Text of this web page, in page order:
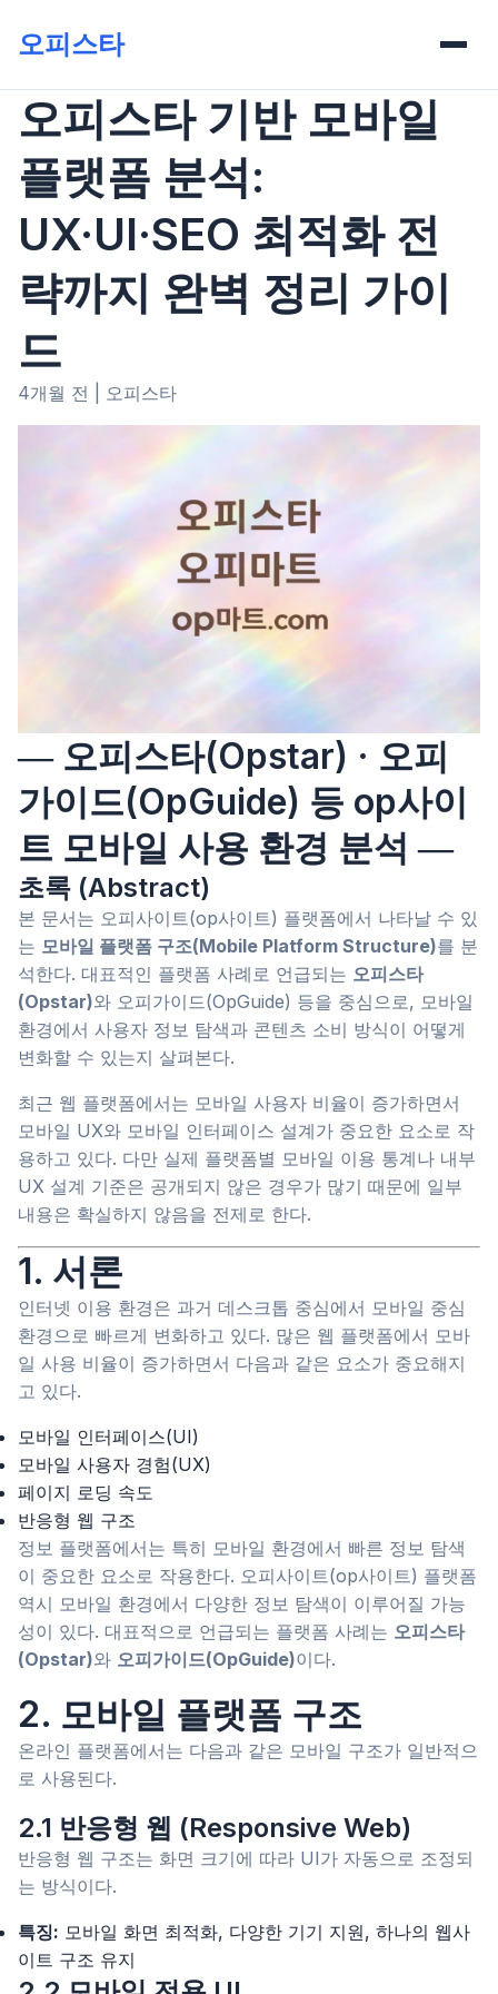
오피스타
오피스타 기반 모바일
플랫폼 분석:
UX·UI·SEO 최적화 전
략까지 완벽 정리 가이
드
4개월 전 오피스타
― 오피스타(Opstar) · 오피
가이드(OpGuide) 등 op사이
트 모바일 사용 환경 분석 ―
초록 (Abstract)
본 문서는 오피사이트(op사이트) 플랫폼에서 나타날 수 있
는 모바일 플랫폼 구조(Mobile Platform Structure)를 분
석한다. 대표적인 플랫폼 사례로 언급되는 오피스타
(Opstar)와 오피가이드(OpGuide) 등을 중심으로, 모바일
환경에서 사용자 정보 탐색과 콘텐츠 소비 방식이 어떻게
변화할 수 있는지 살펴본다.
최근 웹 플랫폼에서는 모바일 사용자 비율이 증가하면서
모바일 UX와 모바일 인터페이스 설계가 중요한 요소로 작
용하고 있다. 다만 실제 플랫폼별 모바일 이용 통계나 내부
UX 설계 기준은 공개되지 않은 경우가 많기 때문에 일부
내용은 확실하지 않음을 전제로 한다.
1. 서론
인터넷 이용 환경은 과거 데스크톱 중심에서 모바일 중심
환경으로 빠르게 변화하고 있다. 많은 웹 플랫폼에서 모바
일 사용 비율이 증가하면서 다음과 같은 요소가 중요해지
고 있다.
모바일 인터페이스(UI)
모바일 사용자 경험(UX)
페이지 로딩 속도
반응형 웹 구조
정보 플랫폼에서는 특히 모바일 환경에서 빠른 정보 탐색
이 중요한 요소로 작용한다. 오피사이트(op사이트) 플랫폼
역시 모바일 환경에서 다양한 정보 탐색이 이루어질 가능
성이 있다. 대표적으로 언급되는 플랫폼 사례는 오피스타
(Opstar)와 오피가이드(OpGuide)이다.
2. 모바일 플랫폼 구조
온라인 플랫폼에서는 다음과 같은 모바일 구조가 일반적으
로 사용된다.
2.1 반응형 웹 (Responsive Web)
반응형 웹 구조는 화면 크기에 따라 UI가 자동으로 조정되
는 방식이다.
특징: 모바일 화면 최적화, 다양한 기기 지원, 하나의 웹사
이트 구조 유지